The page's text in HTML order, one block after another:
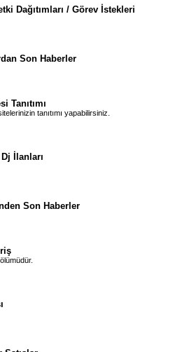
Dağıtımları / Görev İstekleri
Son Haberler
Tanıtımı
tanıtımı yapabilirsiniz.
İlanları
Son Haberler